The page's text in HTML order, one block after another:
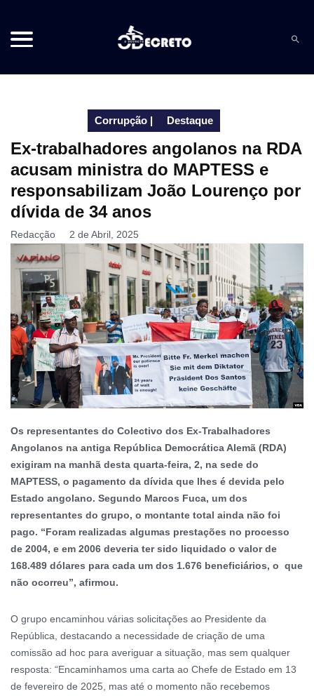
Corrupção| Destaque
Ex-trabalhadores angolanos na RDA
acusam ministra do MAPTESS e
responsabilizam João Lourenço por
dívida de 34 anos
Redacção 2 de Abril, 2025
Os representantes do Colectivo dos Ex-Trabalhadores
Angolanos na antiga República Democrática Alemã (RDA)
exigiram na manhã desta quarta-feira, 2, na sede do
MAPTESS, o pagamento da dívida que lhes é devida pelo
Estado angolano. Segundo Marcos Fuca, um dos
representantes do grupo, o montante total ainda não foi
pago. “Foram realizadas algumas prestações no processo
de 2004, e em 2006 deveria ter sido liquidado o valor de
168.489 dólares para cada um dos 1.676 beneficiários, o que
não ocorreu”, afirmou.
O grupo encaminhou várias solicitações ao Presidente da
República, destacando a necessidade de criação de uma
comissão ad hoc para averiguar a situação, mas sem qualquer
resposta: “Encaminhamos uma carta ao Chefe de Estado em 13
de fevereiro de 2025, mas até o momento não recebemos